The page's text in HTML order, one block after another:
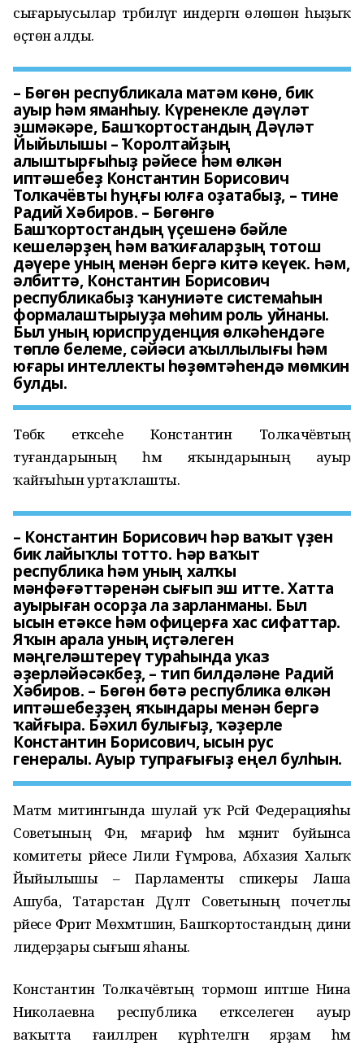
сығарыусылар тәрбиәләүгә индергән өлөшөн һыҙыҡ
өҫтөнә алды.
– Бөгөн республикала матәм көнө, бик
ауыр һәм яманһыу. Күренекле дәүләт
эшмәкәре, Башҡортостандың Дәүләт
Йыйылышы – Ҡоролтайҙың
алыштырғыһыҙ рәйесе һәм өлкән
иптәшебеҙ Константин Борисович
Толкачёвты һуңғы юлға оҙатабыҙ, – тине
Радий Хәбиров. – Бөгөнгө
Башҡортостандың үҫешенә бәйле
кешеләрҙең һәм ваҡиғаларҙың тотош
дәүере уның менән бергә китә кеүек. Һәм,
әлбиттә, Константин Борисович
республикабыҙ ҡануниәте системаһын
формалаштырыуҙа мөһим роль уйнаны.
Был уның юриспруденция өлкәһендәге
төплө белеме, сәйәси аҡыллылығы һәм
юғары интеллекты һөҙөмтәһендә мөмкин
булды.
Төбәк етәксеһе Константин Толкачёвтың
туғандарының һәм яҡындарының ауыр
ҡайғыһын уртаҡлашты.
– Константин Борисович һәр ваҡыт үҙен
бик лайыҡлы тотто. Һәр ваҡыт
республика һәм уның халҡы
мәнфәғәттәренән сығып эш итте. Хатта
ауырыған осорҙа ла зарланманы. Был
ысын етәксе һәм офицерға хас сифаттар.
Яҡын арала уның иҫтәлеген
мәңгеләштереү тураһында указ
әҙерләйәсәкбеҙ, – тип билдәләне Радий
Хәбиров. – Бөгөн бөтә республика өлкән
иптәшебеҙҙең яҡындары менән бергә
ҡайғыра. Бәхил булығыҙ, ҡәҙерле
Константин Борисович, ысын рус
генералы. Ауыр тупрағығыҙ еңел булһын.
Матәм митингында шулай уҡ Рәсәй Федерацияһы
Советының Фән, мәғариф һәм мәҙәниәт буйынса
комитеты рәйесе Лилиә Ғүмәрова, Абхазия Халыҡ
Йыйылышы – Парламенты спикеры Лаша
Ашуба, Татарстан Дәүләт Советының почетлы
рәйесе Фәрит Мөхәмәтшин, Башҡортостандың дини
лидерҙары сығыш яһаны.
Константин Толкачёвтың тормош иптәше Нина
Николаевна республика етәкселегенә ауыр
ваҡытта ғаиләләренә күрһәтелгән ярҙам һәм